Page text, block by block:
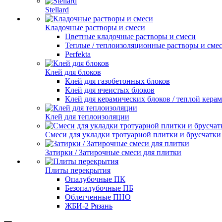
Stellard
Кладочные растворы и смеси
Цветные кладочные растворы и смеси
Теплые / теплоизоляционные растворы и
Perfekta
Клей для блоков
Клей для газобетонных блоков
Клей для ячеистых блоков
Клей для керамических блоков / теплой
Клей для теплоизоляции
Смеси для укладки тротуарной плитки и брусчатки
Затирки / Затирочные смеси для плитки
Плиты перекрытия
Опалубочные ПК
Безопалубочные ПБ
Облегченные ПНО
ЖБИ-2 Рязань